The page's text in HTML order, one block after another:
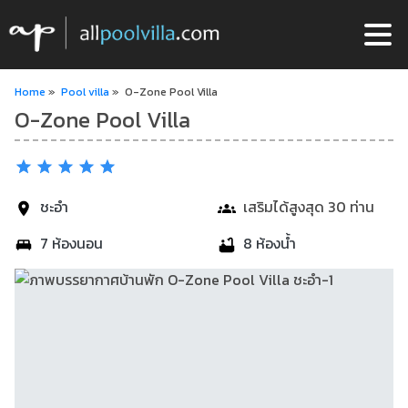
Home » Pool villa » O-Zone Pool Villa
O-Zone Pool Villa
ชะอำ
เสริมได้สูงสุด 30 ท่าน
7 ห้องนอน
8 ห้องน้ำ